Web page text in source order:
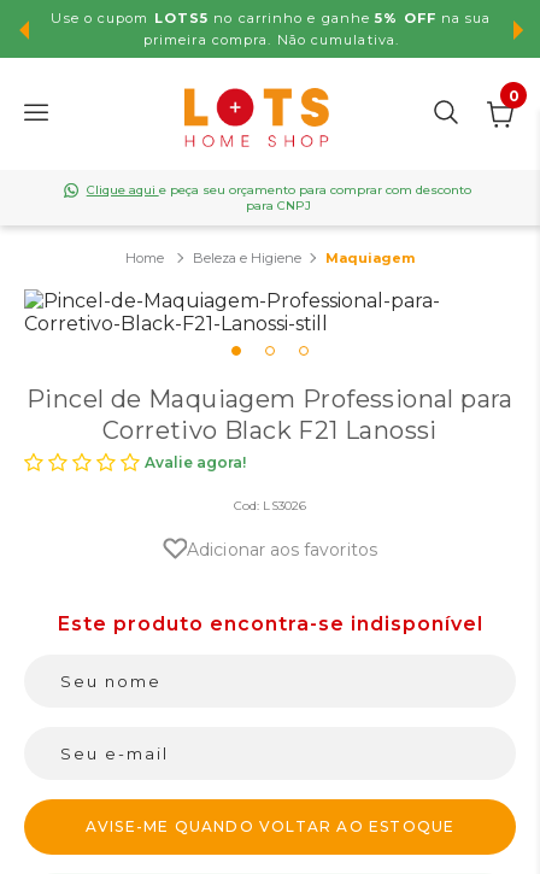
Use o cupom LOTS5 no carrinho e ganhe5% OFF na sua
primeira compra. Não cumulativa.
0
Clique aqui e peça seu orçamento para comprar com desconto
para CNPJ
Beleza e Higiene Maquiagem
Pincel de Maquiagem Professional para
Corretivo Black F21 Lanossi
Avalie agora!
Cod: LS3026
Adicionar aos favoritos